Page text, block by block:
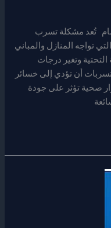
تُعد مشكلة تسرب
تواجه المنازل والمباني
وتغير درجات
أن تؤدي إلى خسائر
صحية تؤثر على جودة